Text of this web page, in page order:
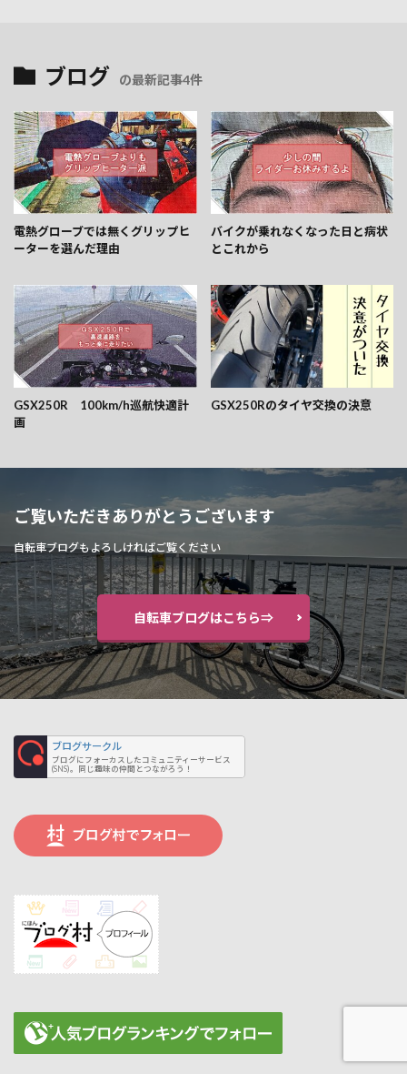
ブログ の最新記事4件
電熱グローブでは無くグリップヒ
ーターを選んだ理由
バイクが乗れなくなった日と病状
とこれから
GSX250R 100km/h巡航快適計
画
GSX250Rのタイヤ交換の決意
ご覧いただきありがとうございます
自転車ブログもよろしければご覧ください
自転車ブログはこちら⇒
ブログサークル
ブログにフォーカスしたコミュニティーサービス
(SNS)。同じ趣味の仲間とつながろう！